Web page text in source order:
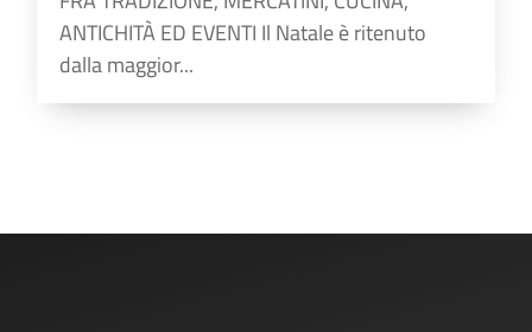
ANTICHITÀ ED EVENTI Il Natale è ritenuto
dalla maggior...